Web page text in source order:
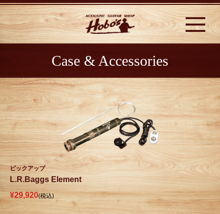
Case & Accessories
ピックアップ
L.R.Baggs Element
¥29,920(税込)